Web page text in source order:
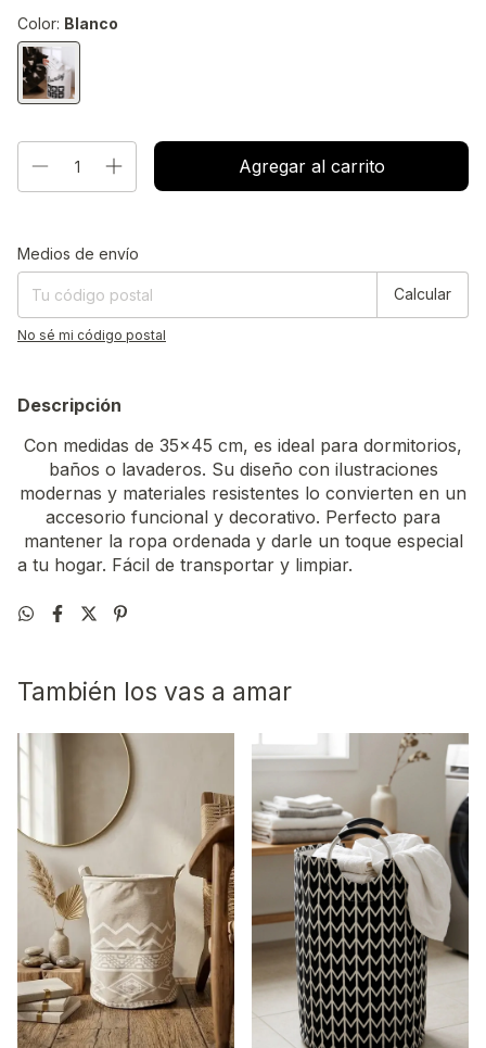
Color: Blanco
Entregas para el CP:
Medios de envío
Calcular
No sé mi código postal
Descripción
Con medidas de 35x45 cm, es ideal para dormitorios,
baños o lavaderos. Su diseño con ilustraciones
modernas y materiales resistentes lo convierten en un
accesorio funcional y decorativo. Perfecto para
mantener la ropa ordenada y darle un toque especial
a tu hogar. Fácil de transportar y limpiar.
También los vas a amar